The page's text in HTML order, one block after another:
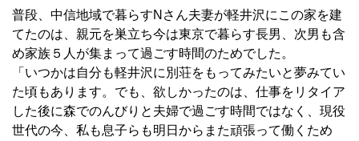
普段、中信地域で暮らすNさん夫妻が軽井沢にこの家を建
てたのは、親元を巣立ち今は東京で暮らす長男、次男も含
め家族５人が集まって過ごす時間のためでした。
「いつかは自分も軽井沢に別荘をもってみたいと夢みてい
た頃もあります。でも、欲しかったのは、仕事をリタイア
した後に森でのんびりと夫婦で過ごす時間ではなく、現役
世代の今、私も息子らも明日からまた頑張って働くため